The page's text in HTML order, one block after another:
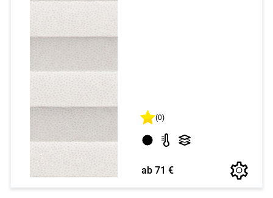
(0)
ab 71 €